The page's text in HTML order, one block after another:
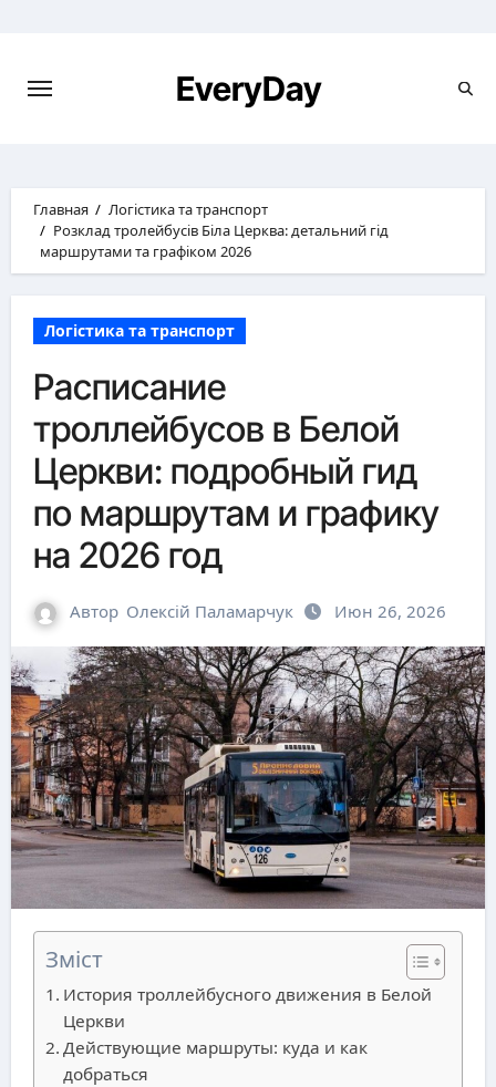
EveryDay
Главная
Логістика та транспорт
Розклад тролейбусів Біла Церква: детальний гід
маршрутами та графіком 2026
Логістика та транспорт
Расписание
троллейбусов в Белой
Церкви: подробный гид
по маршрутам и графику
на 2026 год
Автор Олексій Паламарчук Июн 26, 2026
Зміст
История троллейбусного движения в Белой
Церкви
Действующие маршруты: куда и как
добраться